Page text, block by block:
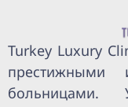
Turkey Luxury
престижными
больницами.